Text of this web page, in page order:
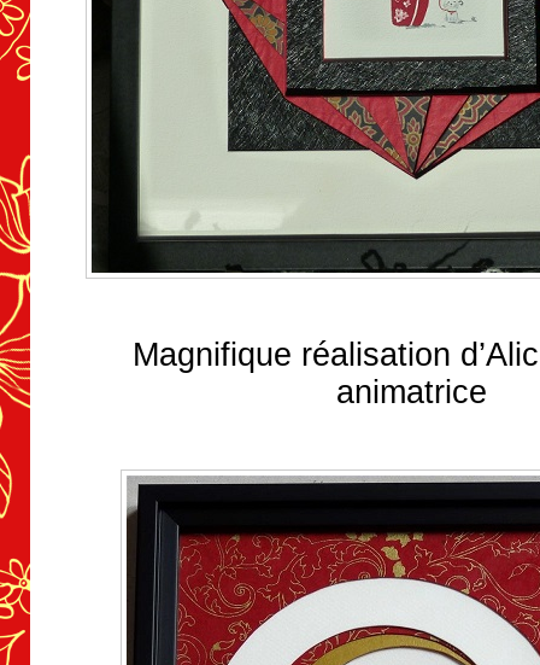
Magnifique réalisation
animatrice